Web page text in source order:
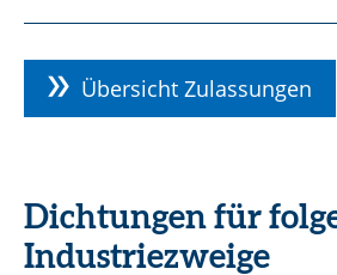
Übersicht Zulassungen
Dichtungen für
Industriezweige